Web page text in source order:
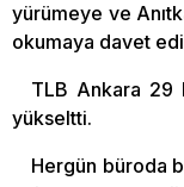
yürümeye ve
okumaya davet
TLB Ankara 29
yükseltti.
Hergün büroda